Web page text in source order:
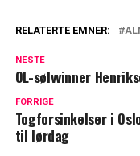
RELATERTE EMNER:
NESTE
OL-sølvvinner
FORRIGE
Togforsinkelser i
til lørdag